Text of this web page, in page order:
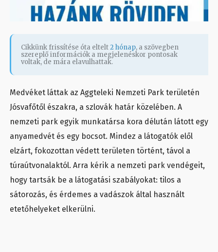
Cikkünk frissítése óta eltelt2 hónap, a szövegben
szereplő információk a megjelenéskor pontosak
voltak, de mára elavulhattak.
Medvéket láttak az Aggteleki Nemzeti Park területén
Jósvafőtől északra, a szlovák határ közelében. A
nemzeti park egyik munkatársa kora délután látott egy
anyamedvét és egy bocsot. Mindez a látogatók elől
elzárt, fokozottan védett területen történt, távol a
túraútvonalaktól. Arra kérik a nemzeti park vendégeit,
hogy tartsák be a látogatási szabályokat: tilos a
sátorozás, és érdemes a vadászok által használt
etetőhelyeket elkerülni.